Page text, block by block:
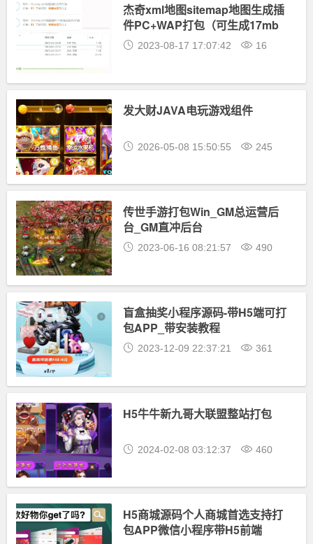
杰奇xml地图sitemap地图生成插
件PC+WAP打包（可生成17mb
独立版wap地图）带安装教程
2023-08-17 17:07:42 16
发大财JAVA电玩游戏组件
2026-05-08 15:50:55 245
传世手游打包Win_GM总运营后
台_GM直冲后台
2023-06-16 08:21:57 490
盲盒抽奖小程序源码-带H5端可打
包APP_带安装教程
2023-12-09 22:37:21 361
H5牛牛新九哥大联盟整站打包
2024-02-08 03:12:37 460
H5商城源码个人商城首选支持打
包APP微信小程序带H5前端